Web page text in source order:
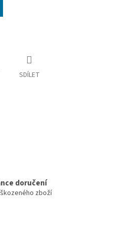
SDÍLET
doručení
zboží